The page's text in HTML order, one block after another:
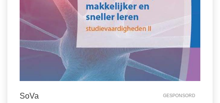
SoVa GESPONSORD